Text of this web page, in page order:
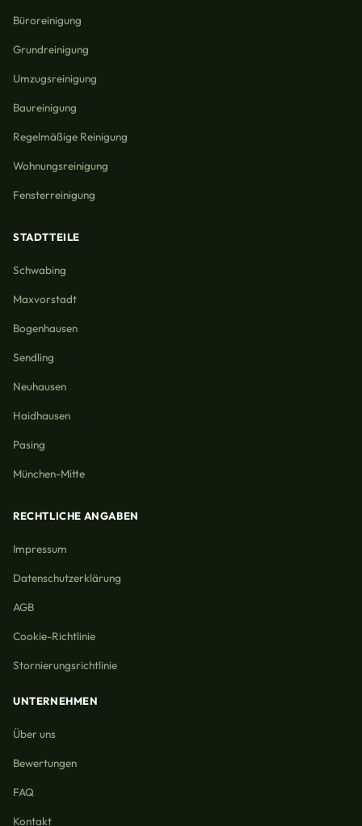
Büroreinigung
Grundreinigung
Umzugsreinigung
Baureinigung
Regelmäßige Reinigung
Wohnungsreinigung
Fensterreinigung
STADTTEILE
Schwabing
Maxvorstadt
Bogenhausen
Sendling
Neuhausen
Haidhausen
Pasing
München-Mitte
RECHTLICHE ANGABEN
Impressum
Datenschutzerklärung
AGB
Cookie-Richtlinie
Stornierungsrichtlinie
UNTERNEHMEN
Über uns
Bewertungen
FAQ
Kontakt